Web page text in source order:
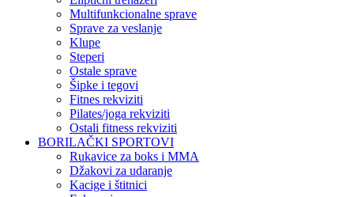
Multifunkcionalne sprave
Sprave za veslanje
Klupe
Steperi
Ostale sprave
Šipke i tegovi
Fitnes rekviziti
Pilates/joga rekviziti
Ostali fitness rekviziti
BORILAČKI SPORTOVI
Rukavice za boks i MMA
Džakovi za udaranje
Kacige i štitnici